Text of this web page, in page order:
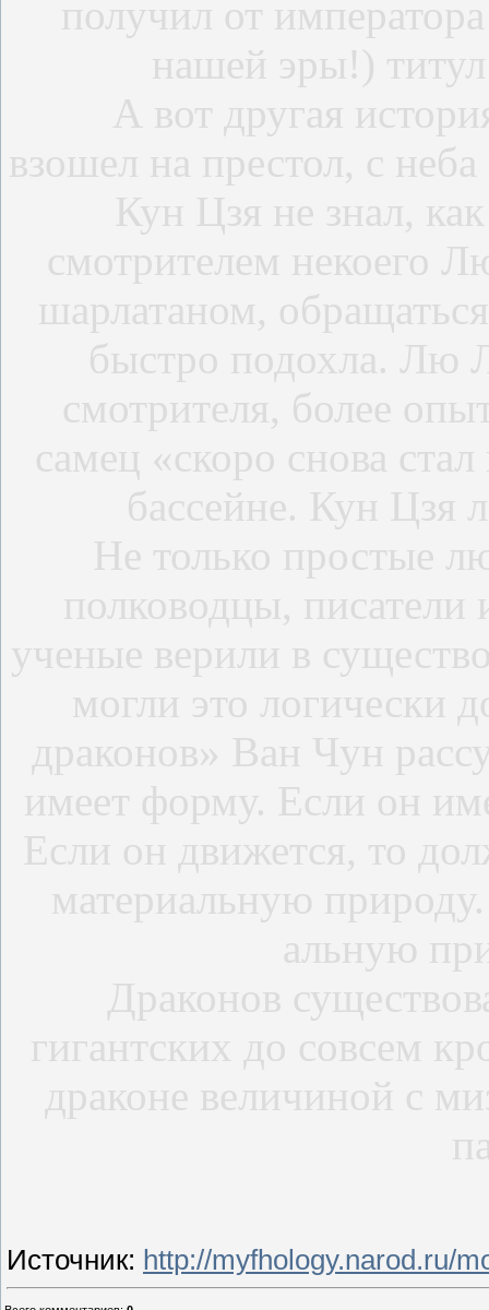
получил от
нашей эры!)
А вот другая
взошел на престол, с
Кун Цзя не знал,
смотрителем некоего
шарлатаном,
быстро подохла. Лю
смотрителя, более
самец «скоро снова
бассейне. Кун Цзя
Не только простые
полководцы,
ученые верили в
могли это логически
драконов» Ван Чун
имеет форму. Если он
Если он движется, то
материальную
альную
Драконов
гигантских до совсем
драконе величиной с
Источник: http://myfhology.narod.ru/